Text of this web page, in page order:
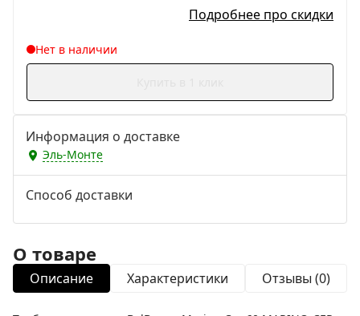
Подробнее про скидки
Нет в наличии
Информация о доставке
Эль-Монте
Способ доставки
О товаре
Описание Характеристики Отзывы (0)